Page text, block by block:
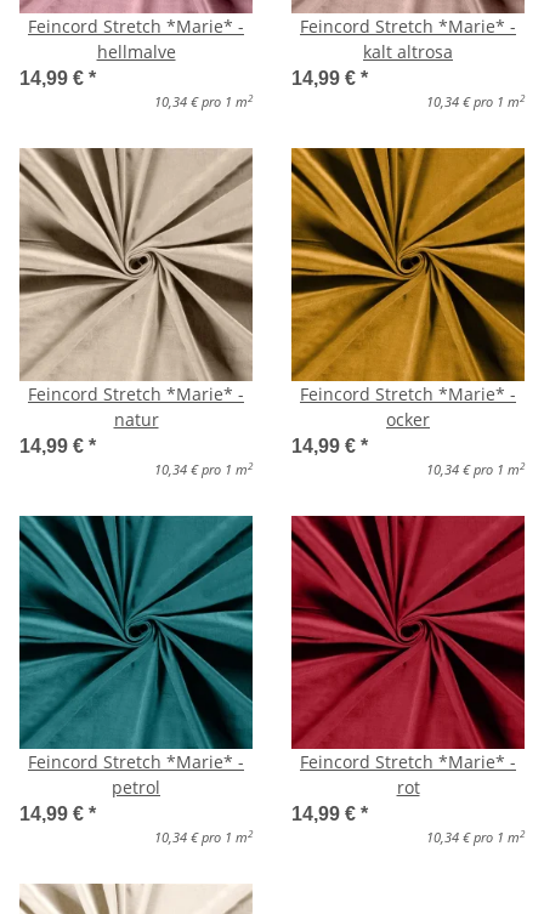
Feincord Stretch *Marie* -
hellmalve
14,99 € *
10,34 € pro 1 m 2
Feincord Stretch *Marie* -
kalt altrosa
14,99 € *
10,34 € pro 1 m 2
Feincord Stretch *Marie* -
natur
14,99 € *
10,34 € pro 1 m 2
Feincord Stretch *Marie* -
ocker
14,99 € *
10,34 € pro 1 m 2
Feincord Stretch *Marie* -
petrol
14,99 € *
10,34 € pro 1 m 2
Feincord Stretch *Marie* -
rot
14,99 € *
10,34 € pro 1 m 2